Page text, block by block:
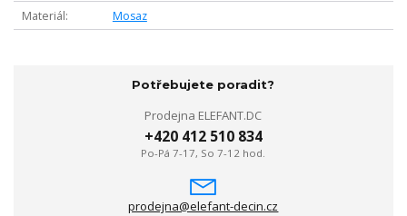
Materiál
Mosaz
Potřebujete poradit?
Prodejna ELEFANT.DC
+420 412 510 834
Po-Pá 7-17, So 7-12 hod.
prodejna@elefant-decin.cz